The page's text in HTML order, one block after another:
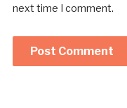
next time I comment.